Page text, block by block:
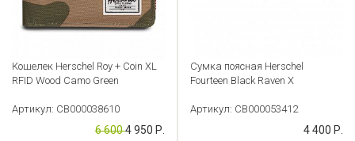
Кошелек Herschel Roy + Coin XL
RFID Wood Camo Green
Артикул: CB000038610
6 6004 950 Р.
Сумка поясная Herschel
Fourteen Black Raven X
Артикул: CB000053412
4 400 Р.